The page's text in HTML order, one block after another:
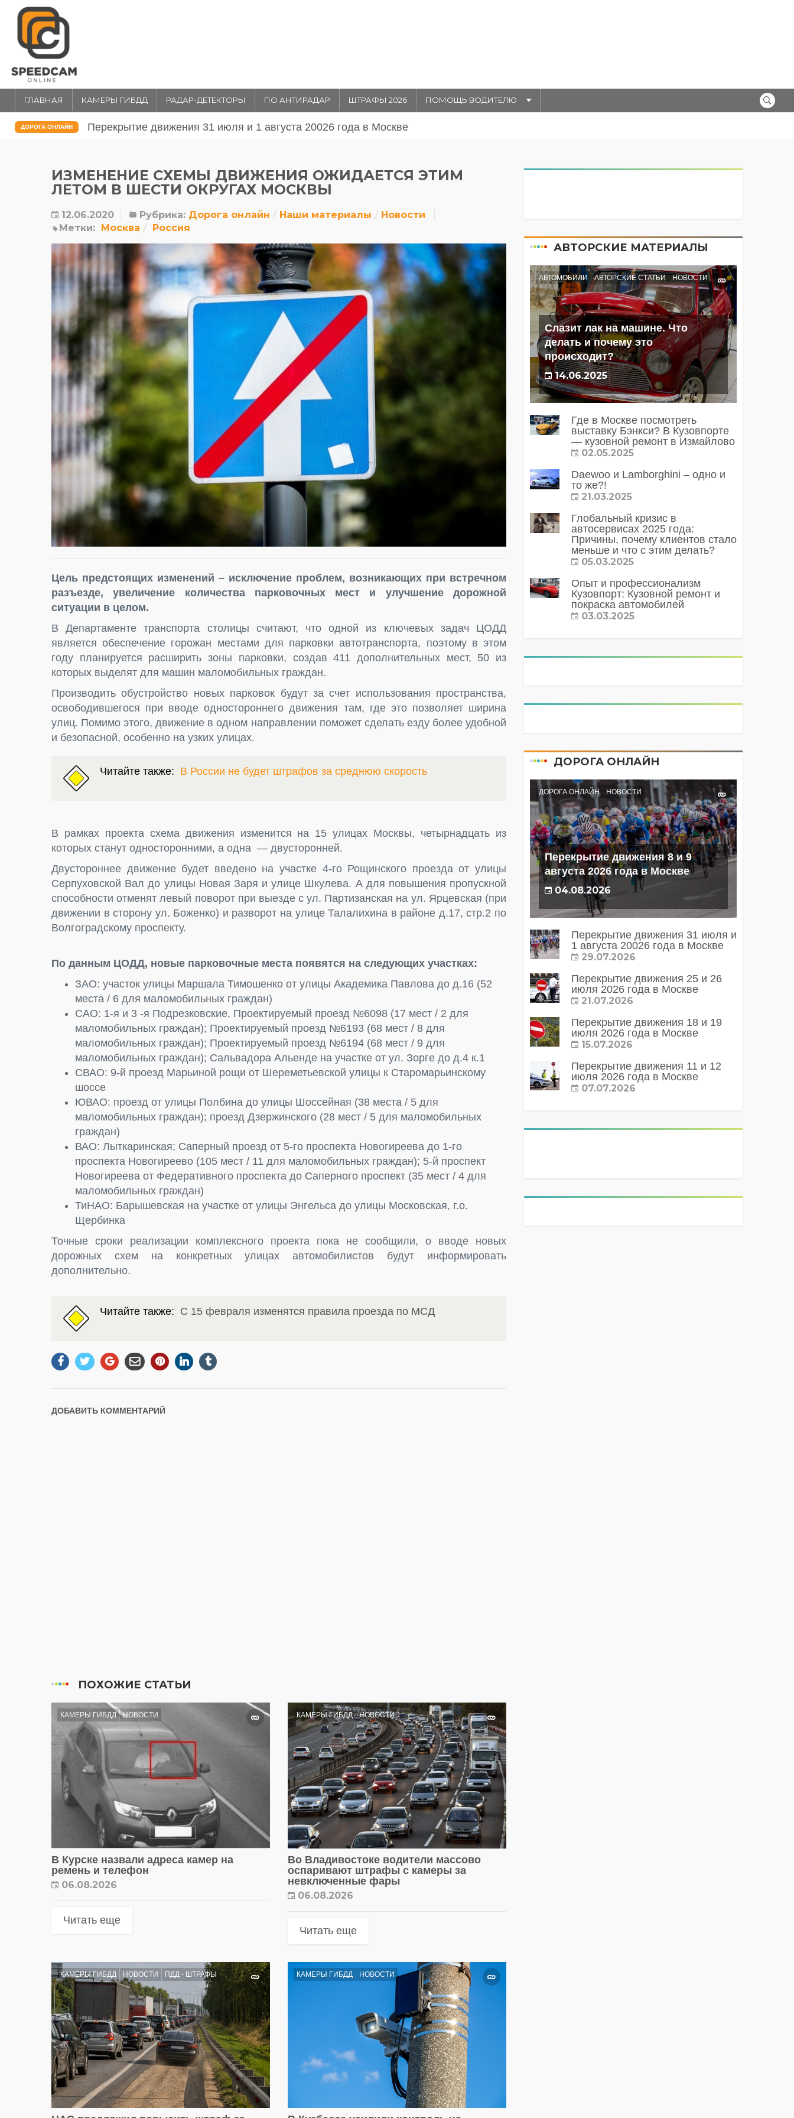
ГЛАВНАЯ КАМЕРЫ ГИБДД РАДАР-ДЕТЕКТОРЫ ПО АНТИРАДАР ШТРАФЫ 2026 ПОМОЩЬ ВОДИТЕЛЮ
ДОРОГА ОНЛАЙН Перекрытие движения 31 июля и 1 августа 20026 года в Москве
ИЗМЕНЕНИЕ СХЕМЫ ДВИЖЕНИЯ ОЖИДАЕТСЯ ЭТИМ
ЛЕТОМ В ШЕСТИ ОКРУГАХ МОСКВЫ
12.06.2020 Рубрика: Дорога онлайн Наши материалы
Новости
Метки: Москва Россия
Цель предстоящих изменений – исключение проблем, возникающих при встречном
разъезде, увеличение количества парковочных мест и улучшение дорожной
ситуации в целом.
В Департаменте транспорта столицы считают, что одной из ключевых задач ЦОДД
является обеспечение горожан местами для парковки автотранспорта, поэтому в этом
году планируется расширить зоны парковки, создав 411 дополнительных мест, 50 из
которых выделят для машин маломобильных граждан.
Производить обустройство новых парковок будут за счет использования пространства,
освободившегося при вводе одностороннего движения там, где это позволяет ширина
улиц. Помимо этого, движение в одном направлении поможет сделать езду более удобной
и безопасной, особенно на узких улицах.
Читайте также: В России не будет штрафов за среднюю скорость
В рамках проекта схема движения изменится на 15 улицах Москвы, четырнадцать из
которых станут односторонними, а одна — двусторонней.
Двустороннее движение будет введено на участке 4-го Рощинского проезда от улицы
Серпуховской Вал до улицы Новая Заря и улице Шкулева. А для повышения пропускной
способности отменят левый поворот при выезде с ул. Партизанская на ул. Ярцевская (при
движении в сторону ул. Боженко) и разворот на улице Талалихина в районе д.17, стр.2 по
Волгоградскому проспекту.
По данным ЦОДД, новые парковочные места появятся на следующих участках:
ЗАО: участок улицы Маршала Тимошенко от улицы Академика Павлова до д.16 (52
места / 6 для маломобильных граждан)
САО: 1-я и 3 -я Подрезковские, Проектируемый проезд №6098 (17 мест / 2 для
маломобильных граждан); Проектируемый проезд №6193 (68 мест / 8 для
маломобильных граждан); Проектируемый проезд №6194 (68 мест / 9 для
маломобильных граждан); Сальвадора Альенде на участке от ул. Зорге до д.4 к.1
СВАО: 9-й проезд Марьиной рощи от Шереметьевской улицы к Старомарьинскому
шоссе
ЮВАО: проезд от улицы Полбина до улицы Шоссейная (38 места / 5 для
маломобильных граждан); проезд Дзержинского (28 мест / 5 для маломобильных
граждан)
ВАО: Лыткаринская; Саперный проезд от 5-го проспекта Новогиреева до 1-го
проспекта Новогиреево (105 мест / 11 для маломобильных граждан); 5-й проспект
Новогиреева от Федеративного проспекта до Саперного проспект (35 мест / 4 для
маломобильных граждан)
ТиНАО: Барышевская на участке от улицы Энгельса до улицы Московская, г.о.
Щербинка
Точные сроки реализации комплексного проекта пока не сообщили, о вводе новых
дорожных схем на конкретных улицах автомобилистов будут информировать
дополнительно.
Читайте также: С 15 февраля изменятся правила проезда по МСД
ДОБАВИТЬ КОММЕНТАРИЙ
ПОХОЖИЕ СТАТЬИ
КАМЕРЫ ГИБДД НОВОСТИ
В Курске назвали адреса камер на
ремень и телефон
06.08.2026
Читать еще
КАМЕРЫ ГИБДД НОВОСТИ
Во Владивостоке водители массово
оспаривают штрафы с камеры за
невключенные фары
06.08.2026
Читать еще
КАМЕРЫ ГИБДД НОВОСТИ ПДД - ШТРАФЫ КАМЕРЫ ГИБДД НОВОСТИ
АВТОРСКИЕ МАТЕРИАЛЫ
АВТОМОБИЛИ АВТОРСКИЕ СТАТЬИ НОВОСТИ
Слазит лак на машине. Что
делать и почему это
происходит?
14.06.2025
Где в Москве посмотреть
выставку Бэнкси? В Кузовпорте
— кузовной ремонт в Измайлово
02.05.2025
Daewoo и Lamborghini – одно и
то же?!
21.03.2025
Глобальный кризис в
автосервисах 2025 года:
Причины, почему клиентов стало
меньше и что с этим делать?
05.03.2025
Опыт и профессионализм
Кузовпорт: Кузовной ремонт и
покраска автомобилей
03.03.2025
ДОРОГА ОНЛАЙН
ДОРОГА ОНЛАЙН НОВОСТИ
Перекрытие движения 8 и 9
августа 2026 года в Москве
04.08.2026
Перекрытие движения 31 июля и
1 августа 20026 года в Москве
29.07.2026
Перекрытие движения 25 и 26
июля 2026 года в Москве
21.07.2026
Перекрытие движения 18 и 19
июля 2026 года в Москве
15.07.2026
Перекрытие движения 11 и 12
июля 2026 года в Москве
07.07.2026